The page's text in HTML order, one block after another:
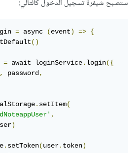
ستصبح شيفرة تسجيل الدخول كالتالي:
= async (event) => {
()
= await loginService. login({
, password,
. setItem(
,
)
. setToken(user. token)